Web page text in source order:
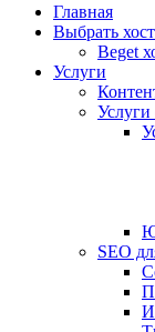
Главная
Выбрать
Beget
Услуги
Услуги
SEO